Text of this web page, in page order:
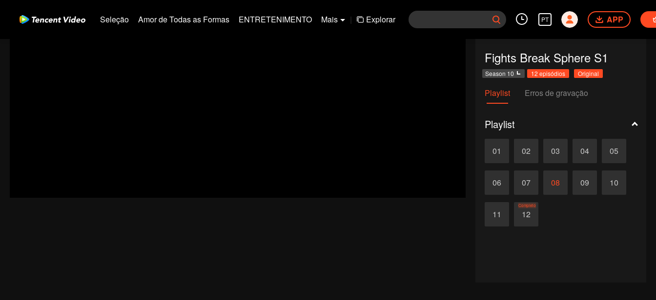
Seleção Amor de Todas as Formas ENTRETENIMENTO Mais | Explorar PT APP
Fights Break Sphere S1
Season 10 12 episódios Original
Playlist Erros de gravação
Playlist
01 02 03 04 05
06 07 08 09 10
11 12
Completo